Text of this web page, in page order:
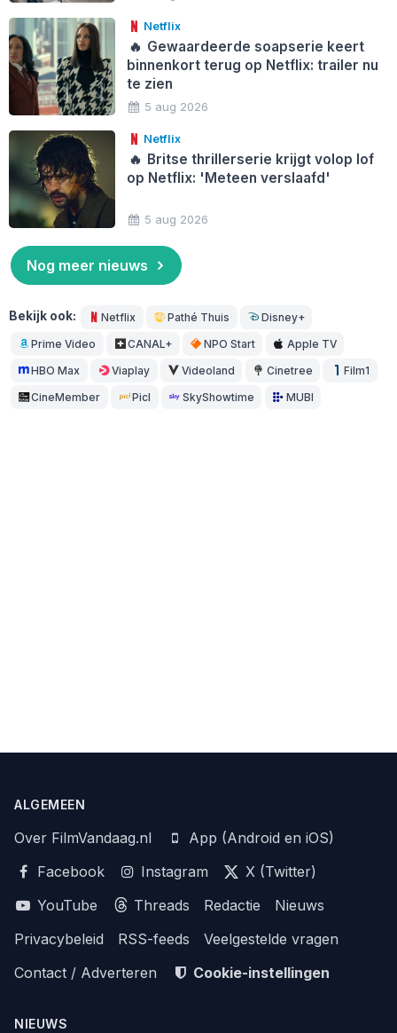
Netflix
🔥 Gewaardeerde soapserie keert
binnenkort terug op Netflix: trailer nu
te zien
5 aug 2026
Netflix
🔥 Britse thrillerserie krijgt volop lof
op Netflix: 'Meteen verslaafd'
5 aug 2026
Nog meer nieuws
Bekijk ook: Netflix Pathé Thuis Disney+
Prime Video CANAL+ NPO Start Apple TV
HBO Max Viaplay Videoland Cinetree Film1
CineMember Picl SkyShowtime MUBI
ALGEMEEN
Over FilmVandaag.nl
App (Android en iOS)
Facebook
Instagram
X (Twitter)
YouTube
Threads Redactie
Nieuws
Privacybeleid
RSS-feeds
Veelgestelde vragen
Contact / Adverteren
Cookie-instellingen
NIEUWS